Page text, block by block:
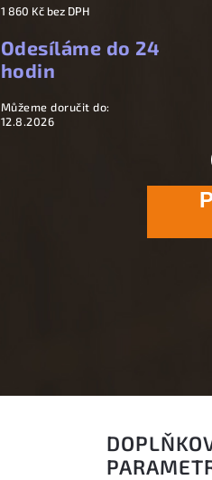
1 860 Kč bez DPH
Odesíláme do 24
hodin
Můžeme doručit do:
12.8.2026